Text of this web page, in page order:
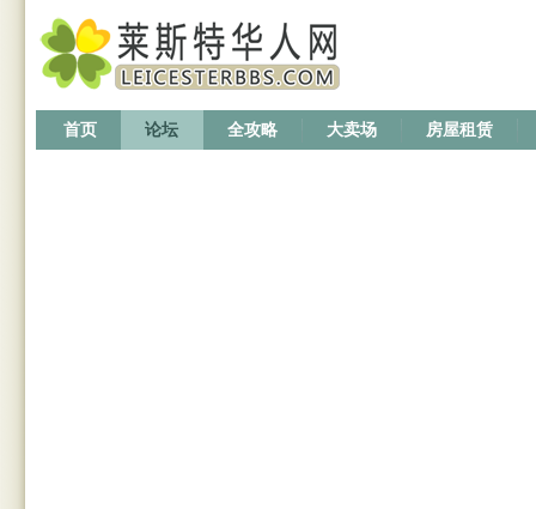
首页 论坛 全攻略 大卖场 房屋租赁